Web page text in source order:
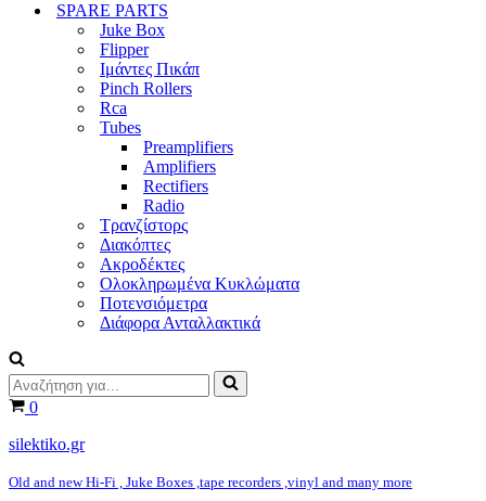
SPARE PARTS
Juke Box
Flipper
Ιμάντες Πικάπ
Pinch Rollers
Rca
Tubes
Preamplifiers
Amplifiers
Rectifiers
Radio
Τρανζίστορς
Διακόπτες
Ακροδέκτες
Ολοκληρωμένα Κυκλώματα
Ποτενσιόμετρα
Διάφορα Ανταλλακτικά
Αναζήτηση
για...Καλάθι
0
silektiko.gr
Old and new Hi-Fi , Juke Boxes ,tape recorders ,vinyl and many more